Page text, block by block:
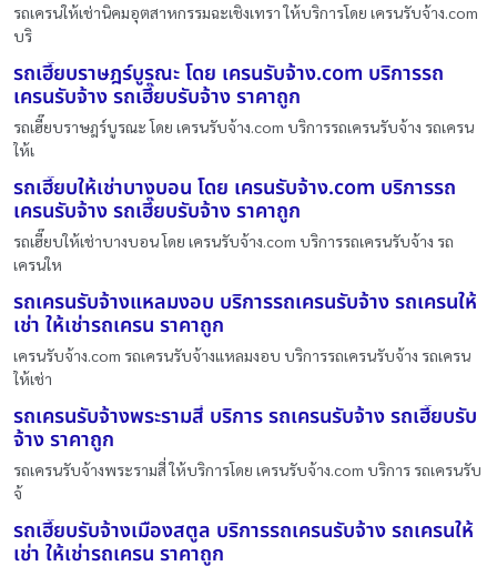
รถเครนให้เช่านิคมอุตสาหกรรมฉะเชิงเทรา ให้บริการโดย เครนรับจ้าง.com
บริ
รถเฮี๊ยบราษฎร์บูรณะ โดย เครนรับจ้าง.com บริการรถ
เครนรับจ้าง รถเฮี๊ยบรับจ้าง ราคาถูก
รถเฮี๊ยบราษฎร์บูรณะ โดย เครนรับจ้าง.com บริการรถเครนรับจ้าง รถเครน
ให้เ
รถเฮี๊ยบให้เช่าบางบอน โดย เครนรับจ้าง.com บริการรถ
เครนรับจ้าง รถเฮี๊ยบรับจ้าง ราคาถูก
รถเฮี๊ยบให้เช่าบางบอน โดย เครนรับจ้าง.com บริการรถเครนรับจ้าง รถ
เครนให
รถเครนรับจ้างแหลมงอบ บริการรถเครนรับจ้าง รถเครนให้
เช่า ให้เช่ารถเครน ราคาถูก
เครนรับจ้าง.com รถเครนรับจ้างแหลมงอบ บริการรถเครนรับจ้าง รถเครน
ให้เช่า
รถเครนรับจ้างพระรามสี่ บริการ รถเครนรับจ้าง รถเฮี๊ยบรับ
จ้าง ราคาถูก
รถเครนรับจ้างพระรามสี่ ให้บริการโดย เครนรับจ้าง.com บริการ รถเครนรับ
จ้
รถเฮี๊ยบรับจ้างเมืองสตูล บริการรถเครนรับจ้าง รถเครนให้
เช่า ให้เช่ารถเครน ราคาถูก